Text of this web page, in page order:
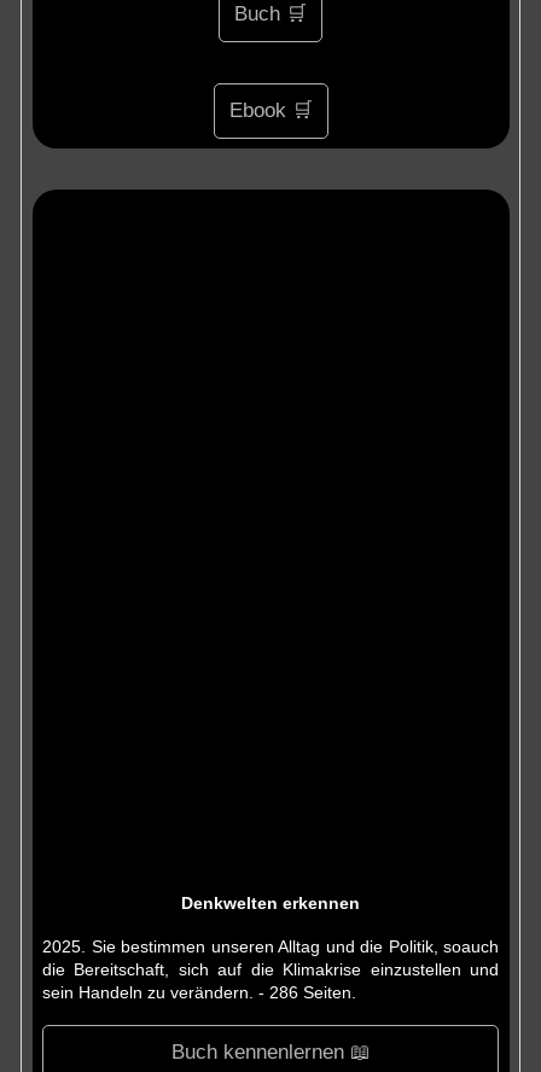
Buch 🛒
Ebook 🛒
Denkwelten erkennen
2025. Sie bestimmen unseren Alltag und die Politik, soauch
die Bereitschaft, sich auf die Klimakrise einzustellen und
sein Handeln zu verändern. - 286 Seiten.
Buch kennenlernen 📖